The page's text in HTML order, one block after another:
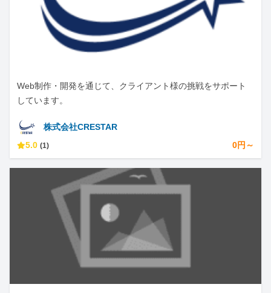
Web制作・開発を通じて、クライアント様の挑戦をサポート
しています。
株式会社CRESTAR
5.0 (1) 0円～